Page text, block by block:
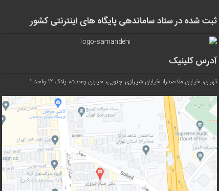
ثبت شده در ستاد ساماندهی پایگاه های اینترنتی کشور
آدرس کلینیک
تهران، خیابان ملاصدرا، خیابان شیرازی جنوبی، خیابان وحدت، پلاک ۱۲ واحد ۱